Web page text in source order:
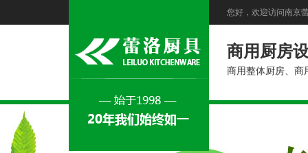
您好，欢迎访问南京
商用厨房
商用整体厨房、商